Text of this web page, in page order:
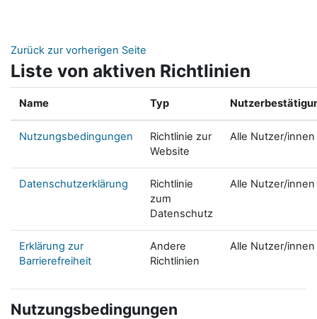
Zurück zur vorherigen Seite
Liste von aktiven Richtlinien
Name Typ
Nutzungsbedingungen
Richtlinie zur
Website
Alle Nutzer/innen
Datenschutzerklärung
Richtlinie
zum
Datenschutz
Alle Nutzer/innen
Erklärung zur
Barrierefreiheit
Andere
Richtlinien
Alle Nutzer/innen
Nutzungsbedingungen